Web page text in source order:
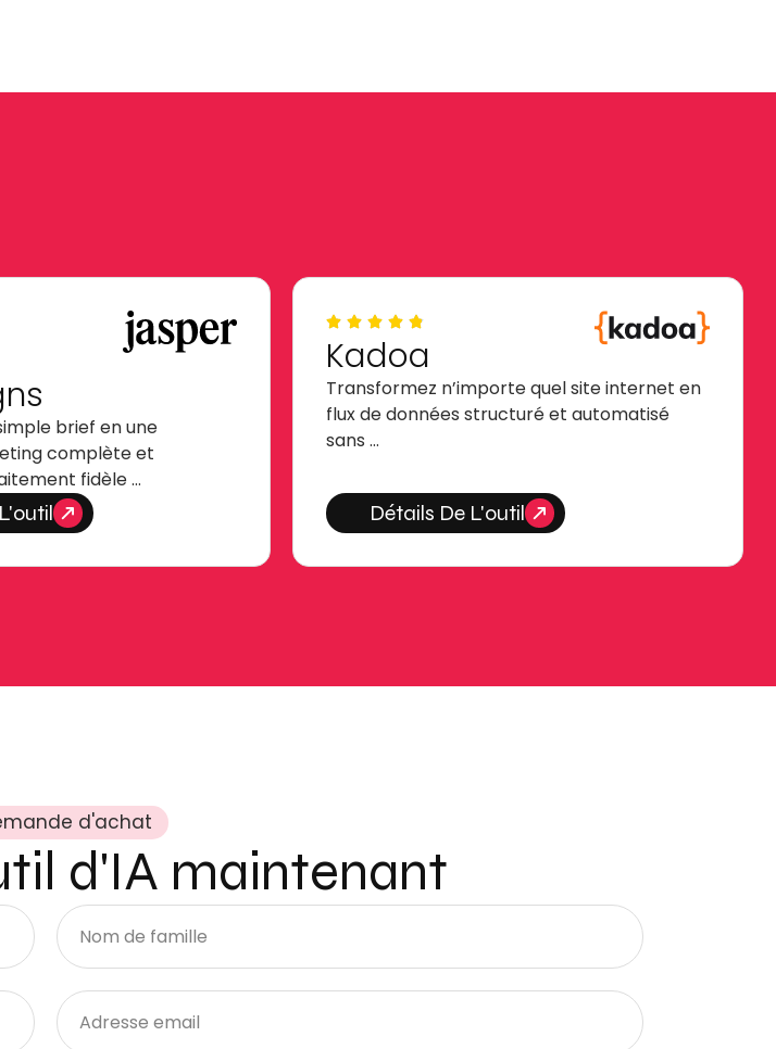
brief en une
complète et
fidèle …
Kadoa
Transformez n’importe quel site internet en
flux de données structuré et automatisé
sans …
Détails De L'outil
d'achat
d'IA maintenant